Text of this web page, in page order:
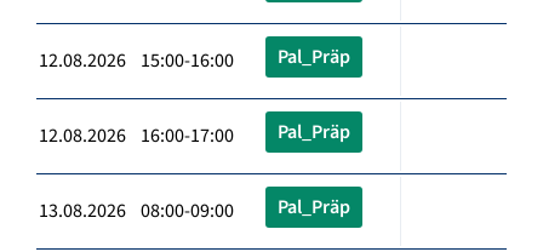
12.08.2026 15:00-16:00 Pal_Präp
12.08.2026 16:00-17:00 Pal_Präp
13.08.2026 08:00-09:00 Pal_Präp